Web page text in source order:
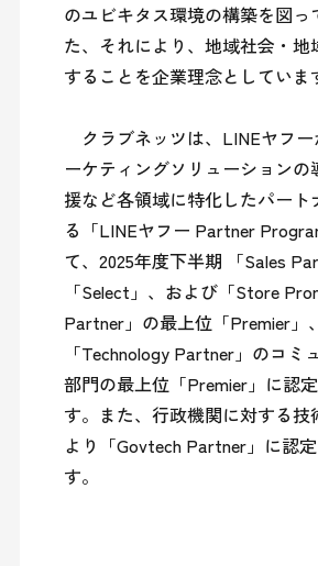
のユビキタス環境の構築を図っ
た、それにより、地域社会・地
することを企業理念としていま
クラブネッツは、LINEヤフー
ーケティングソリューションの
援など各領域に特化したパート
る「LINEヤフー Partner
て、2025年度下半期 「Sales
「Select」、および「Store
Partner」の最上位「Premier」
「Technology Partner」のコミ
部門の最上位「Premier」に認
す。また、行政機関に対する技
より「Govtech Partner」に認